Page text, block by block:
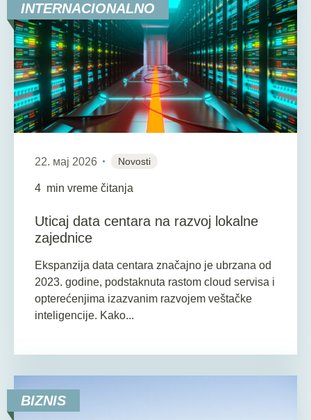
INTERNACIONALNO
22. мај 2026 Novosti
4 min vreme čitanja
Uticaj data centara na razvoj lokalne
zajednice
Ekspanzija data centara značajno je ubrzana od
2023. godine, podstaknuta rastom cloud servisa i
opterećenjima izazvanim razvojem veštačke
inteligencije. Kako...
BIZNIS